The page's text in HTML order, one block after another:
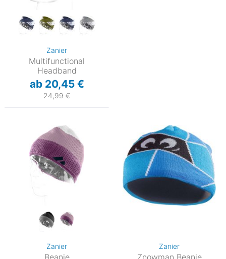
Zanier
Multifunctional
Headband
ab 20,45 €
24,99 €
Zanier
Beanie
Zanier
Znowman Beanie